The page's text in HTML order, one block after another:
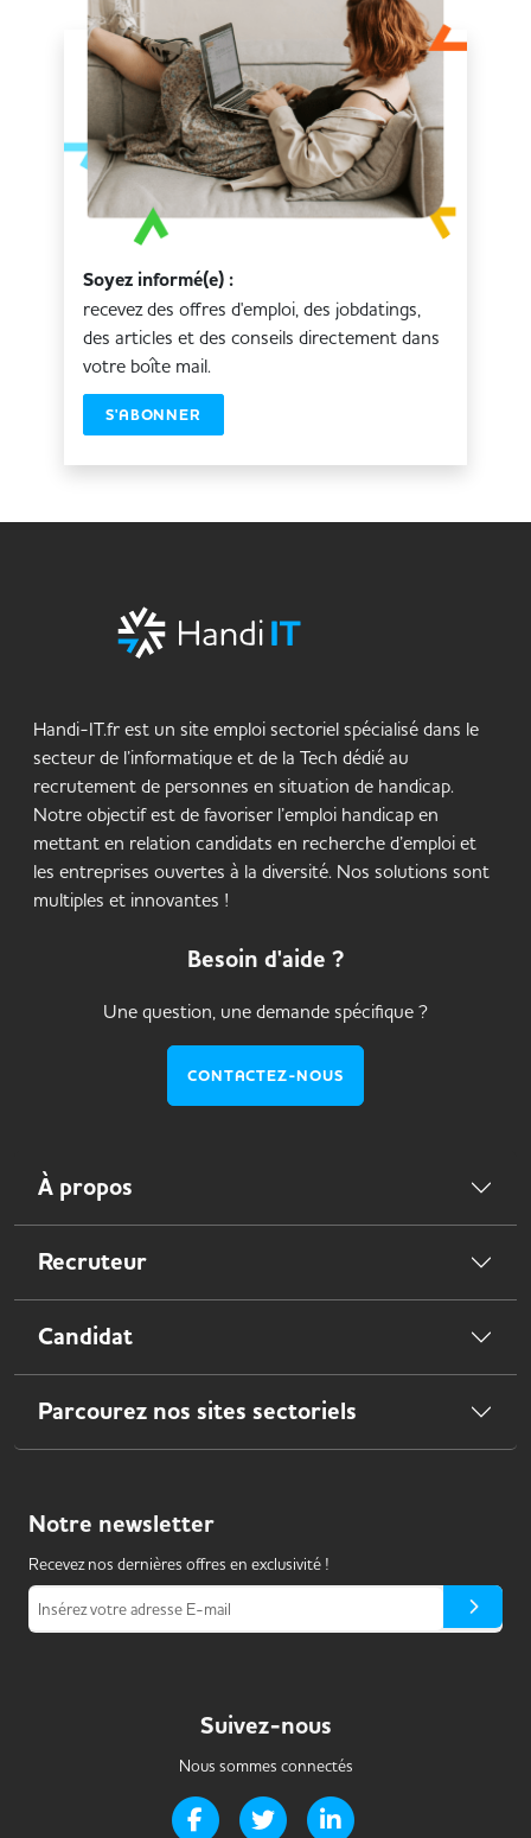
Soyez informé(e) :
recevez des offres d'emploi, des jobdatings,
des articles et des conseils directement dans
votre boîte mail.
S'ABONNER
Handi-IT.fr est un site emploi sectoriel spécialisé dans le
secteur de l’informatique et de la Tech dédié au
recrutement de personnes en situation de handicap.
Notre objectif est de favoriser l’emploi handicap en
mettant en relation candidats en recherche d’emploi et
les entreprises ouvertes à la diversité. Nos solutions sont
multiples et innovantes !
Besoin d'aide ?
Une question, une demande spécifique ?
CONTACTEZ-NOUS
À propos
Recruteur
Candidat
Parcourez nos sites sectoriels
Notre newsletter
Recevez nos dernières offres en exclusivité !
Insérez votre adresse E-mail
Suivez-nous
Nous sommes connectés
Page Facebook de Handi-it
Page Twitter de Handi-it